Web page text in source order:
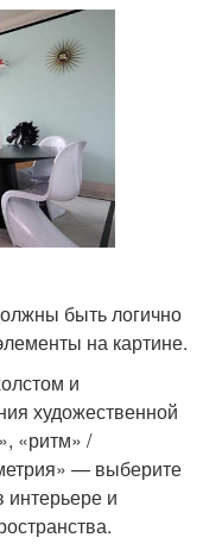
быть логично
на картине.
и
художественной
«ритм» /
— выберите
интерьере и